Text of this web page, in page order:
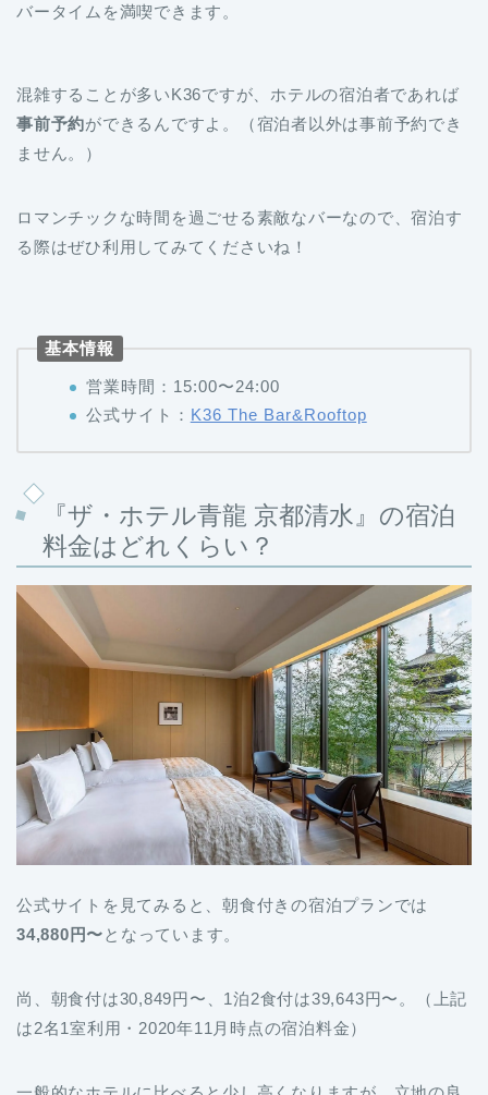
バータイムを満喫できます。
混雑することが多いK36ですが、ホテルの宿泊者であれば
事前予約ができるんですよ。（宿泊者以外は事前予約でき
ません。）
ロマンチックな時間を過ごせる素敵なバーなので、宿泊す
る際はぜひ利用してみてくださいね！
基本情報
営業時間：15:00〜24:00
公式サイト： K36 The Bar&Rooftop
『ザ・ホテル青龍 京都清水』の宿泊
料金はどれくらい？
公式サイトを見てみると、朝食付きの宿泊プランでは
34,880円〜となっています。
尚、朝食付は30,849円〜、1泊2食付は39,643円〜。（上記
は2名1室利用・2020年11月時点の宿泊料金）